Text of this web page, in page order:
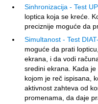
Sinhronizacija - Test
loptica koja se kreće.
preciznije moguće da
Simultanost - Test
moguće da prati
ekrana, i da vodi
sredini ekrana. Kada
kojom je reč ispisana,
aktivnost zahteva od
promenama, da daje